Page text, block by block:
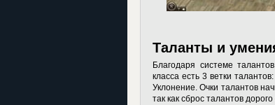
Таланты и
Благодаря системе
класса есть 3 ветки
Уклонение. Очки талантов
так как сброс талантов дорого